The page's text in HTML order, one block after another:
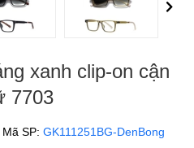
Next
xanh clip-on cận
7703
Mã SP: GK111251BG-DenBong